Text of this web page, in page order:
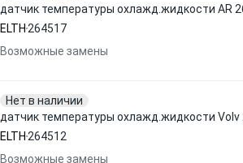
датчик температуры охлажд.жидкости AR
ELTH 264517
Возможные замены
Нет в наличии
датчик температуры охлажд.жидкости Volv
ELTH 264512
Возможные замены